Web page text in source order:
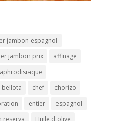
jambon espagnol
jambon prix
affinage
aphrodisiaque
bellota chef
chorizo
entier
espagnol
reserva
Huile d'olive